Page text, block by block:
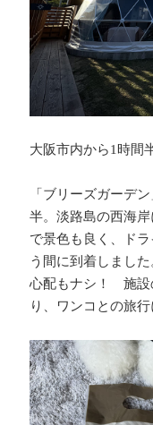
大阪市内から1 時間
「ブリーズガーデ
半。淡路島の西海
で景色も良く、ド
う間に到着しまし
心配もナシ！ 施設
り、ワンコとの旅